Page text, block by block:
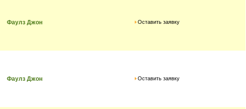
Фаулз Джон Оставить заявку
Фаулз Джон Оставить заявку